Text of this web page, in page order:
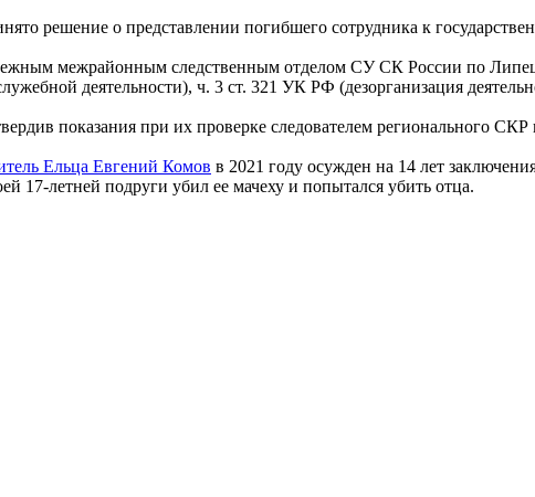
решение о представлении погибшего сотрудника к
межрайонным следственным отделом СУ СК России по
деятельности), ч. 3 ст. 321 УК РФ (дезорганизация
показания при их проверке следователем регионального
Ельца Евгений Комов в 2021 году осужден на 14 лет
17-летней подруги убил ее мачеху и попытался убить отца.